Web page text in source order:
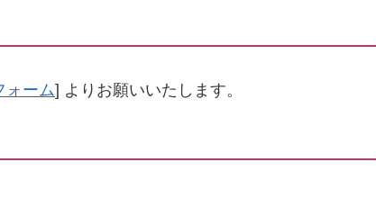
ォーム] よりお願いいたします。